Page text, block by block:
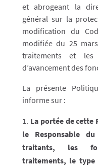
et abrogeant la
général sur la
modification du
modifiée du 25
traitements et les
d’avancement des
La présente
informe sur :
La portée de
le Responsable
traitants, les
traitements, le type